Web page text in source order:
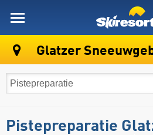
Glatzer Sneeuwgebergte (Králický
Pistepreparatie